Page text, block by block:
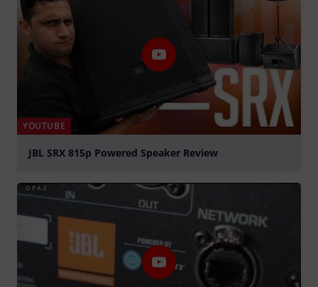
YOUTUBE
JBL SRX 815p Powered Speaker Review